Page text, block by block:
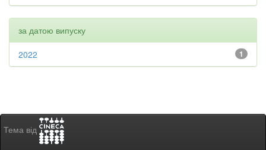
за датою випуску
1
2022
Тема від